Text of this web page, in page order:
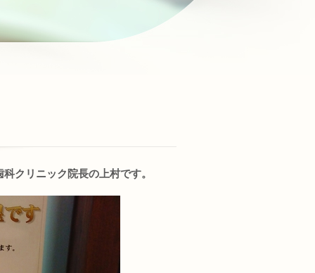
クリニック院長の上村です。